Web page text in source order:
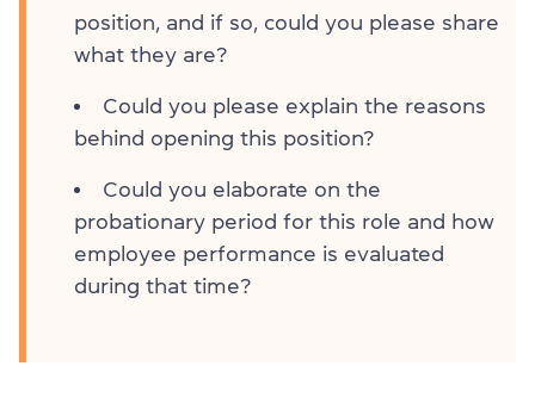
position, and if so, could you please share
what they are?
Could you please explain the reasons
behind opening this position?
Could you elaborate on the
probationary period for this role and how
employee performance is evaluated
during that time?